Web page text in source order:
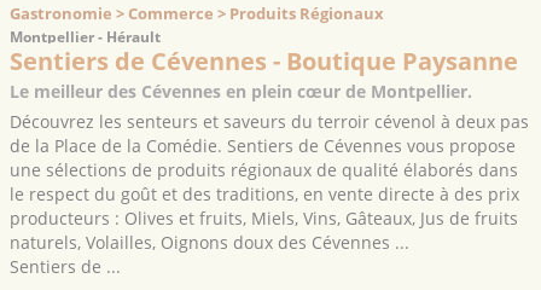
Gastronomie > Commerce > Produits Régionaux
Montpellier - Hérault
Sentiers de Cévennes - Boutique Paysanne
Le meilleur des Cévennes en plein cœur de Montpellier.
Découvrez les senteurs et saveurs du terroir cévenol à deux pas
de la Place de la Comédie. Sentiers de Cévennes vous propose
une sélections de produits régionaux de qualité élaborés dans
le respect du goût et des traditions, en vente directe à des prix
producteurs : Olives et fruits, Miels, Vins, Gâteaux, Jus de fruits
naturels, Volailles, Oignons doux des Cévennes ...
Sentiers de ...